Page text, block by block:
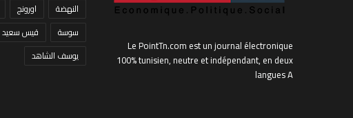
Le PointTn.com est un journal électronique
100% tunisien, neutre et indépendant, en deux
langues A
النهضة
اورونج
سوسة
قيس سعيد
يوسف الشاهد